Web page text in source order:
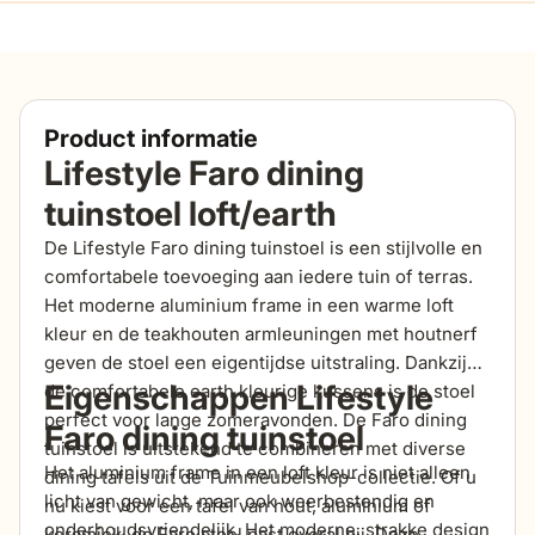
Product informatie
Lifestyle Faro dining
tuinstoel loft/earth
De Lifestyle Faro dining tuinstoel is een stijlvolle en
comfortabele toevoeging aan iedere tuin of terras.
Het moderne aluminium frame in een warme loft
kleur en de teakhouten armleuningen met houtnerf
geven de stoel een eigentijdse uitstraling. Dankzij
de comfortabele earth kleurige kussens is de stoel
perfect voor lange zomeravonden. De Faro dining
tuinstoel is uitstekend te combineren met diverse
dining tafels uit de Tuinmeubelshop-collectie. Of u
nu kiest voor een tafel van hout, aluminium of
Eigenschappen Lifestyle
Faro dining tuinstoel
Het aluminium frame in een loft kleur is niet alleen
licht van gewicht, maar ook weerbestendig en
onderhoudsvriendelijk. Het moderne, strakke design